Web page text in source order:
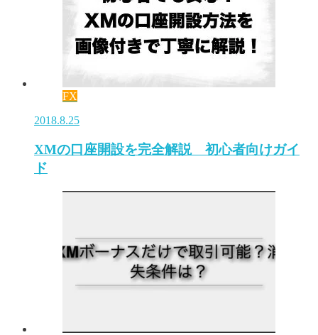
FX
2018.8.25
XMの口座開設を完全解説 初心者向けガイ
ド